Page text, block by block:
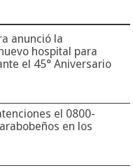
anunció la
hospital para
el 45° Aniversario
el 0800-
en los